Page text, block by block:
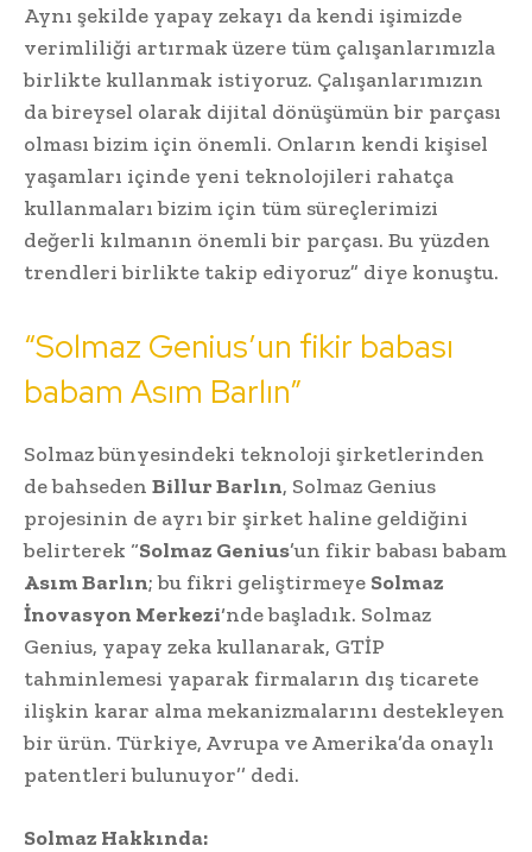
Aynı şekilde yapay zekayı da kendi işimizde
verimliliği artırmak üzere tüm çalışanlarımızla
birlikte kullanmak istiyoruz. Çalışanlarımızın
da bireysel olarak dijital dönüşümün bir parçası
olması bizim için önemli. Onların kendi kişisel
yaşamları içinde yeni teknolojileri rahatça
kullanmaları bizim için tüm süreçlerimizi
değerli kılmanın önemli bir parçası. Bu yüzden
trendleri birlikte takip ediyoruz” diye konuştu.
“Solmaz Genius’un fikir babası
babam Asım Barlın”
Solmaz bünyesindeki teknoloji şirketlerinden
de bahseden Billur Barlın, Solmaz Genius
projesinin de ayrı bir şirket haline geldiğini
belirterek “Solmaz Genius’un fikir babası babam
Asım Barlın; bu fikri geliştirmeye Solmaz
İnovasyon Merkezi‘nde başladık. Solmaz
Genius, yapay zeka kullanarak, GTİP
tahminlemesi yaparak firmaların dış ticarete
ilişkin karar alma mekanizmalarını destekleyen
bir ürün. Türkiye, Avrupa ve Amerika’da onaylı
patentleri bulunuyor’’ dedi.
Solmaz Hakkında: